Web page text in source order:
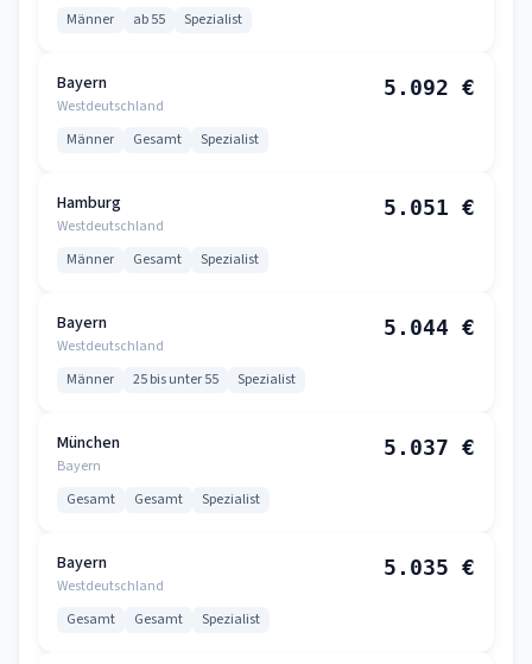
Männer ab 55 Spezialist
Bayern
Westdeutschland
5.092 €
Männer Gesamt Spezialist
Hamburg
Westdeutschland
5.051 €
Männer Gesamt Spezialist
Bayern
Westdeutschland
5.044 €
Männer 25 bis unter 55 Spezialist
München
Bayern
5.037 €
Gesamt Gesamt Spezialist
Bayern
Westdeutschland
5.035 €
Gesamt Gesamt Spezialist